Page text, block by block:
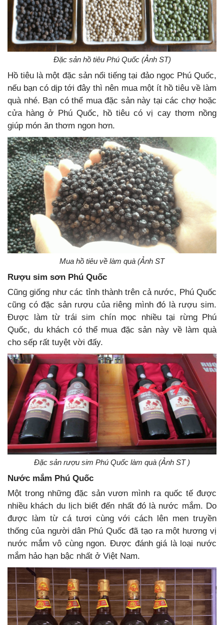
Đặc sản hồ tiêu Phú Quốc (Ảnh ST)
Hồ tiêu là một đặc sản nổi tiếng tại đảo ngọc Phú Quốc,
nếu bạn có dịp tới đây thì nên mua một ít hồ tiêu về làm
quà nhé. Bạn có thể mua đặc sản này tại các chợ hoặc
cửa hàng ở Phú Quốc, hồ tiêu có vị cay thơm nồng
giúp món ăn thơm ngon hơn.
Mua hồ tiêu về làm quà (Ảnh ST
Rượu sim sơn Phú Quốc
Cũng giống như các tỉnh thành trên cả nước, Phú Quốc
cũng có đặc sản rượu của riêng mình đó là rượu sim.
Được làm từ trái sim chín mọc nhiều tại rừng Phú
Quốc, du khách có thể mua đặc sản này về làm quà
cho sếp rất tuyệt vời đấy.
Đặc sản rượu sim Phú Quốc làm quà (Ảnh ST )
Nước mắm Phú Quốc
Một trong những đặc sản vươn mình ra quốc tế được
nhiều khách du lịch biết đến nhất đó là nước mắm. Do
được làm từ cá tươi cùng với cách lên men truyền
thống của người dân Phú Quốc đã tạo ra một hương vị
nước mắm vô cùng ngon. Được đánh giá là loại nước
mắm hảo hạn bậc nhất ở Việt Nam.